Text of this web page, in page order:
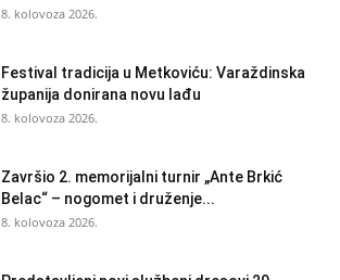
8. kolovoza 2026.
Festival tradicija u Metkoviću: Varaždinska
županija donirana novu lađu
8. kolovoza 2026.
Završio 2. memorijalni turnir „Ante Brkić
Belac“ – nogomet i druženje...
8. kolovoza 2026.